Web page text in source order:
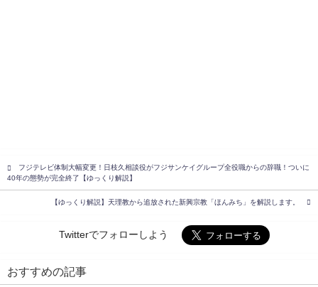
フジテレビ体制大幅変更！日枝久相談役がフジサンケイグループ全役職からの辞職！ついに
40年の態勢が完全終了【ゆっくり解説】
【ゆっくり解説】天理教から追放された新興宗教「ほんみち」を解説します。
Twitterでフォローしよう
おすすめの記事